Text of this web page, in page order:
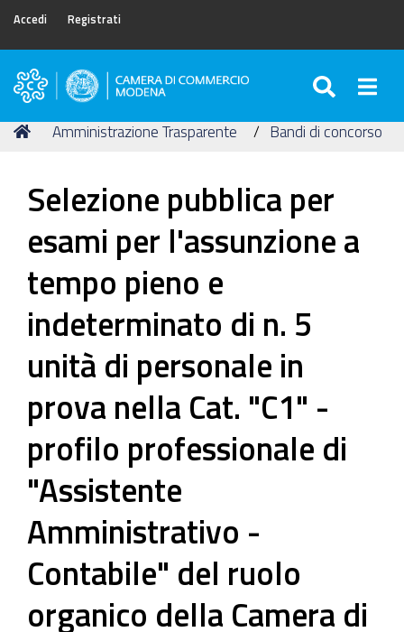
Accedi Registrati
Camera
Commercio
Tu
Home
Amministrazione Trasparente Bandi di concorso
Selezione pubblica per
esami per l'assunzione a
tempo pieno e
indeterminato di n. 5
unità di personale in
prova nella Cat. "C1" -
profilo professionale di
"Assistente
Amministrativo -
Contabile" del ruolo
organico della Camera di